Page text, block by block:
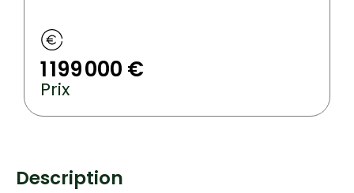
1 199 000 €
Prix
Description